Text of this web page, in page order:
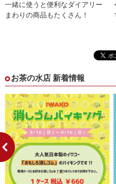
一緒に使うと便利なダイアリー
まわりの商品もたくさん！
お茶の水店 新着情報